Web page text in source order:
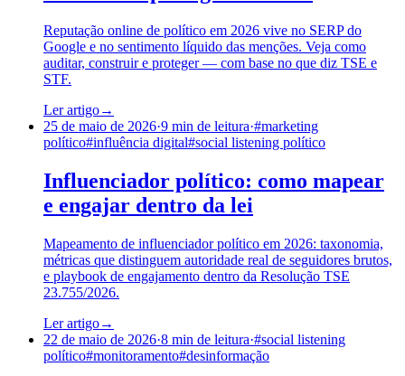
Reputação online de político em 2026 vive no SERP do
Google e no sentimento líquido das menções. Veja como
auditar, construir e proteger — com base no que diz TSE e
STF.
Ler artigo→
25 de maio de 2026·9 min de leitura·#marketing
político#influência digital#social listening político
Influenciador político: como mapear
e engajar dentro da lei
Mapeamento de influenciador político em 2026: taxonomia,
métricas que distinguem autoridade real de seguidores brutos,
e playbook de engajamento dentro da Resolução TSE
23.755/2026.
Ler artigo→
22 de maio de 2026·8 min de leitura·#social listening
político#monitoramento#desinformação